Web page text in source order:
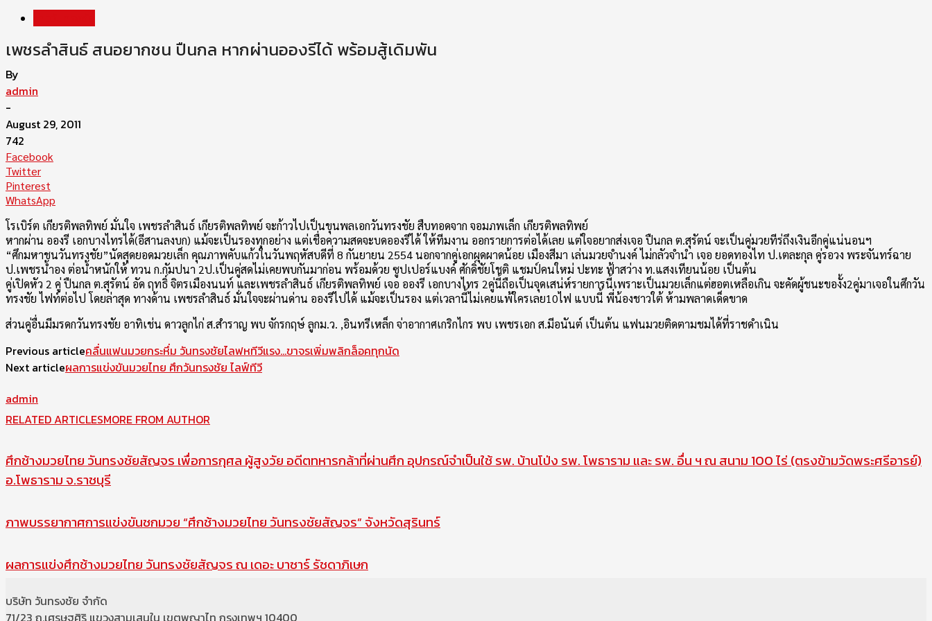
เพชรลำสินธ์ สนอยากชน ปืนกล หากผ่านอองรีได้ พร้อมสู้เดิมพัน
By
admin
-
August 29, 2011
742
Facebook
Twitter
Pinterest
WhatsApp
โรเบิร์ต เกียรติพลทิพย์ มั่นใจ เพชรลำสินธ์ เกียรติพลทิพย์ จะก้าวไปเป็นขุนพลเอกวันทรงชัย สืบทอดจาก จอมภพเล็ก เกียรติพลทิพย์
หากผ่าน อองรี เอกบางไทรได้(อีสานลงบก) แม้จะเป็นรองทุกอย่าง แต่เชื่อความสดจะบดอองรีได้ ให้ทีมงาน ออกรายการต่อได้เลย แต่ใจอยากส่งเจอ ปืนกล ต.สุรัตน์ จะเป็นคู่มวยทีร่ถึงเงินอีกคู่แน่นอนฯ
“ศึกมหาชนวันทรงชัย”นัดสุดยอดมวยเล็ก คุณภาพคับแก้วในวันพฤหัสบดีที่ 8 กันยายน 2554 นอกจากคู่เอกผุดผาดน้อย เมืองสีมา เล่นมวยจำนงค์ ไม่กลัวจำนำ เจอ ยอดทองไท ป.เตละกุล คู่รอวง พระจันทร์ฉาย
ป.เพชรน้ำอง ต่อน้ำหนักให้ ทวน ก.กัมปนา 2ป.เป็นคู่สดไม่เคยพบกันมาก่อน พร้อมด้วย ซูปเปอร์แบงค์ ศักดิ์ชัยโชติ แชมป์คนใหม่ ปะทะ ฟ้าสว่าง ท.แสงเทียนน้อย เป็นต้น
คู่เปิดหัว 2 คู่ ปืนกล ต.สุรัตน์ อัด ฤทธิ์ จิตรเมืองนนท์ และเพชรลำสินธ์ เกียรติพลทิพย์ เจอ อองรี เอกบางไทร 2คู่นี้ถือเป็นจุดเสน่ห์รายการนี้เพราะเป็นมวยเล็กแต่ฮอตเหลือเกิน จะคัดผู้ชนะของั้ง2คู่มาเจอในศึกวัน
ทรงชัย ไฟท์ต่อไป โดยล่าสุด ทางด้าน เพชรลำสินธ์ มั่นใจจะผ่านด่าน อองรีไปได้ แม้จะเป็นรอง แต่เวลานี้ไม่เคยแพ้ใครเลย10ไฟ แบบนี้ พี่น้องชาวใต้ ห้ามพลาดเด็ดขาด
ส่วนคู่อื่นมีมรดกวันทรงชัย อาทิเช่น ดาวลูกไก่ ส.สำราญ พบ จักรกฤษ์ ลูกม.ว. ,อินทรีเหล็ก จ่าอากาศเกริกไกร พบ เพชรเอก ส.มีอนันต์ เป็นต้น แฟนมวยติดตามชมได้ที่ราชดำเนิน
Previous articleคลื่นแฟนมวยกระหึ่ม วันทรงชัยไลฟหทีวีแรง…ขาจรเพิ่มพลิกล็อคทุกนัด
Next articleผลการแข่งขันมวยไทย ศึกวันทรงชัย ไลฟ์ทีวี
admin
RELATED ARTICLESMORE FROM AUTHOR
ศึกช้างมวยไทย วันทรงชัยสัญจร เพื่อการกุศล ผู้สูงวัย อดีตทหารกล้าที่ผ่านศึก อุปกรณ์จำเป็นใช้ รพ. บ้านโป่ง รพ. โพธาราม และ รพ. อื่น ฯ ณ สนาม 100 ไร่ (ตรงข้ามวัดพระศรีอารย์)
อ.โพธาราม จ.ราชบุรี
ภาพบรรยากาศการแข่งขันชกมวย “ศึกช้างมวยไทย วันทรงชัยสัญจร” จังหวัดสุรินทร์
ผลการแข่งศึกช้างมวยไทย วันทรงชัยสัญจร ณ เดอะ บาซาร์ รัชดาภิเษก
บริษัท วันทรงชัย จำกัด